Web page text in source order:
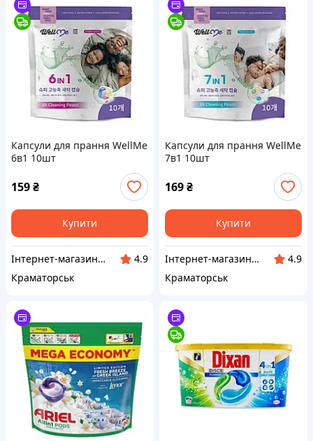
Капсули для прання WellMe
6в1 10шт
159₴
Купити
Інтернет-магазин "Miboxi"
4.9
Краматорськ
Капсули для прання WellMe
7в1 10шт
169₴
Купити
Інтернет-магазин "Miboxi"
4.9
Краматорськ